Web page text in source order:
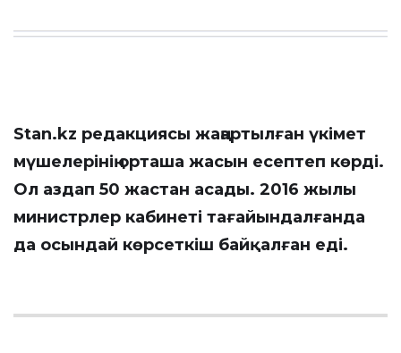
Stan.kz редакциясы жаңартылған үкімет
мүшелерінің орташа жасын есептеп көрді.
Ол аздап 50 жастан асады. 2016 жылы
министрлер кабинеті тағайындалғанда
да осындай көрсеткіш байқалған еді.